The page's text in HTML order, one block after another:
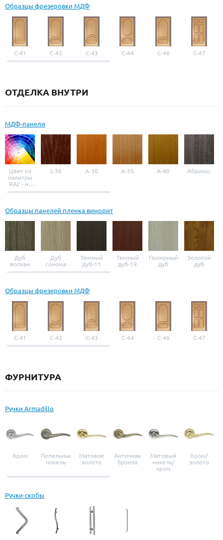
Образцы фрезеровки МДФ
С-41 С-42 С-43 С-44 С-46 С-47
ОТДЕЛКА ВНУТРИ
МДФ-панели
Цвет из
палитры
RAL - на
выбор
L-36 A-30 A-35 A-40 Абрикос
Образцы панелей пленка винорит
Дуб
волкан
Дуб
сонома
Темный
дуб-11
Темный
дуб-19
Полярный
дуб
Золотой
дуб
Образцы фрезеровки МДФ
С-41 С-42 С-43 С-44 С-46 С-47
ФУРНИТУРА
Ручки Armadillo
Хром
Пепельный
никель
Матовое
золото
Античная
бронза
Матовый
никель/
хром
Хром/
золото
Ручки-скобы